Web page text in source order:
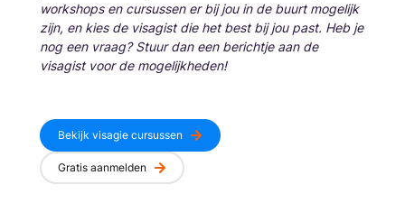
workshops en cursussen er bij jou in de buurt mogelijk
zijn, en kies de visagist die het best bij jou past. Heb je
nog een vraag? Stuur dan een berichtje aan de
visagist voor de mogelijkheden!
Bekijk visagie cursussen
Gratis aanmelden